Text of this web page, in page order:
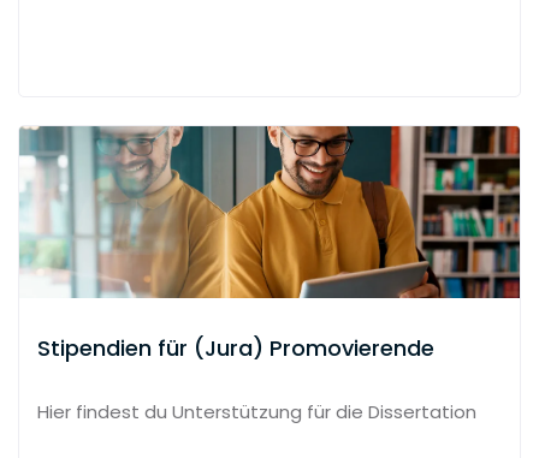
Stipendien für (Jura) Promovierende
Hier findest du Unterstützung für die Dissertation